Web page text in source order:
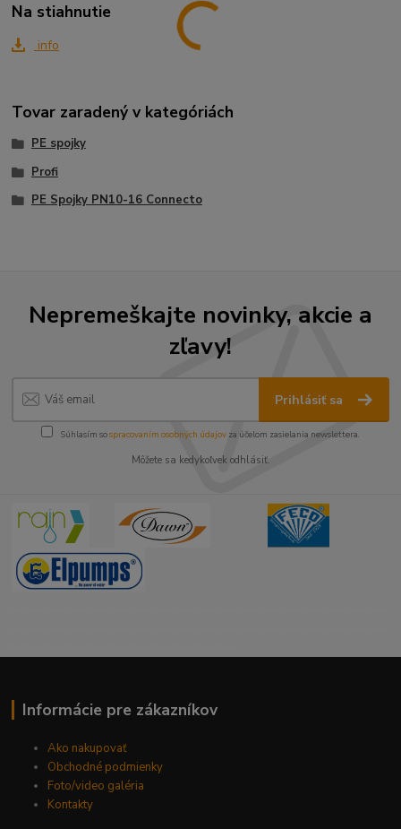
Na stiahnutie
info
Tovar zaradený v kategóriách
PE spojky
Profi
PE Spojky PN10-16 Connecto
Nepremeškajte novinky, akcie a
zľavy!
Prihlásiť sa
Súhlasím sospracovaním osobných údajov za účelom zasielania newslettera.
Môžete sa kedykoľvek odhlásiť.
Informácie pre zákazníkov
Ako nakupovať
Obchodné podmienky
Foto/video galéria
Kontakty